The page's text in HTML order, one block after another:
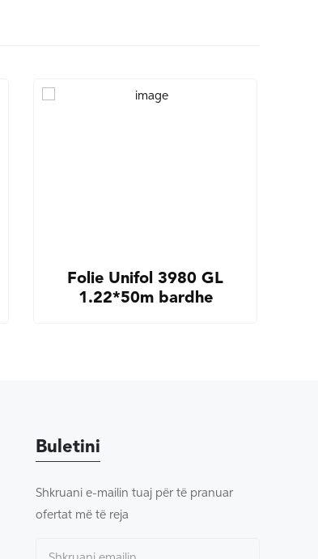
Folie Unifol 3980 GL
1.22*50m bardhe
Buletini
Shkruani e-mailin tuaj për të pranuar
ofertat më të reja